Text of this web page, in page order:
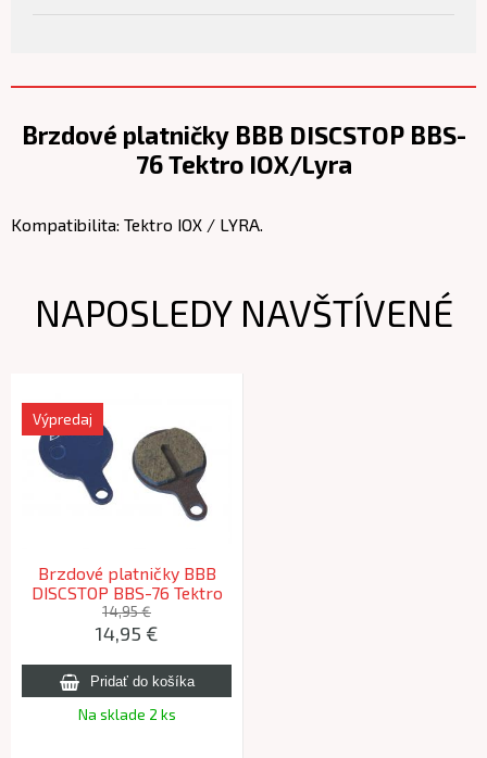
Brzdové platničky BBB DISCSTOP BBS-
76 Tektro IOX/Lyra
Kompatibilita: Tektro IOX / LYRA.
NAPOSLEDY NAVŠTÍVENÉ
Brzdové platničky BBB
DISCSTOP BBS-76 Tektro
IOX/Lyra
Výpredaj
14,95 €
14,95 €
Na sklade 2 ks